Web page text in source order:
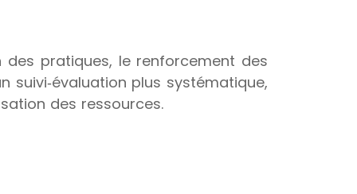
des pratiques, le renforcement des
suivi‑évaluation plus systématique,
des ressources.